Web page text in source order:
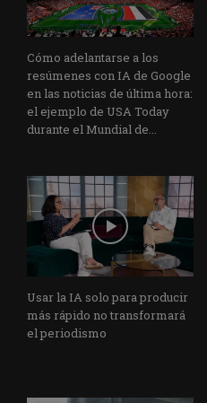
Cómo adelantarse a los
resúmenes con IA de Google
en las noticias de última hora:
el ejemplo de USA Today
durante el Mundial de...
Usar la IA solo para producir
más rápido no transformará
el periodismo